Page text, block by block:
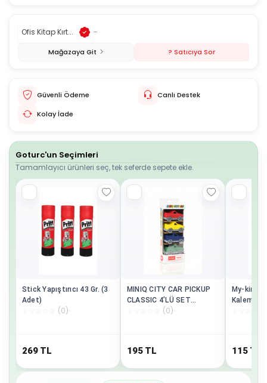
Ofis Kitap Kırt... -
Mağazaya Git ? Satıcıya Sor
Güvenli Ödeme
Canlı Destek
Kolay İade
Goturc'un Seçimleri
Tamamlayıcı ürünleri seç, tek seferde sepete ekle.
Stick Yapıştırıcı 43 Gr. (3
Adet)
(0)
269 TL
MINIQ CITY CAR PICKUP
CLASSIC 4’LÜ SET
OYUNCAK ARABA
(0)
195 TL
My-king
Kalem 6lı
115 TL